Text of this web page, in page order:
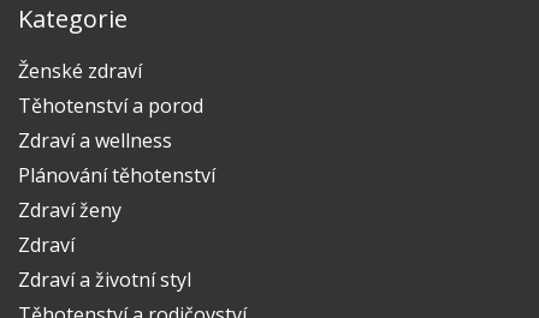
Kategorie
Ženské zdraví
Těhotenství a porod
Zdraví a wellness
Plánování těhotenství
Zdraví ženy
Zdraví
Zdraví a životní styl